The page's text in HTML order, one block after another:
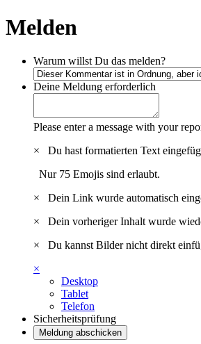
Melden
Warum willst Du das melden?
Deine Meldung erforderlich
Please enter a message with your
×
Du hast formatierten Text
Nur 75 Emojis sind erlaubt.
×
Dein Link wurde automatisch
×
Dein vorheriger Inhalt wurde
×
Du kannst Bilder nicht direkt
×
Desktop
Tablet
Telefon
Sicherheitsprüfung
Meldung abschicken